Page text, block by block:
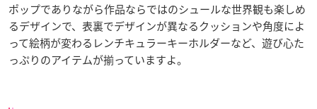
ポップでありながら作品ならではのシュールな世界観も楽しめ
るデザインで、表裏でデザインが異なるクッションや角度によ
って絵柄が変わるレンチキュラーキーホルダーなど、遊び心た
っぷりのアイテムが揃っていますよ。